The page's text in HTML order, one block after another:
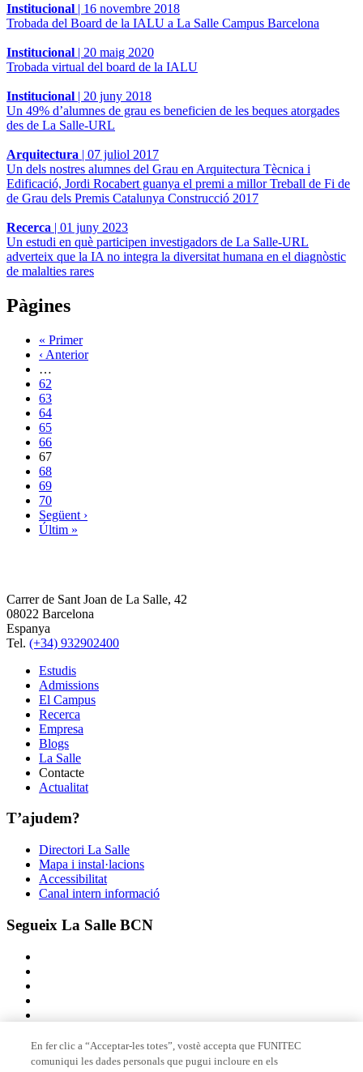
Institucional | 16 novembre 2018
Trobada del Board de la IALU a La Salle Campus Barcelona
Institucional | 20 maig 2020
Trobada virtual del board de la IALU
Institucional | 20 juny 2018
Un 49% d’alumnes de grau es beneficien de les beques atorgades
des de La Salle-URL
Arquitectura | 07 juliol 2017
Un dels nostres alumnes del Grau en Arquitectura Tècnica i
Edificació, Jordi Rocabert guanya el premi a millor Treball de Fi de
de Grau dels Premis Catalunya Construcció 2017
Recerca | 01 juny 2023
Un estudi en què participen investigadors de La Salle-URL
adverteix que la IA no integra la diversitat humana en el diagnòstic
de malalties rares
Pàgines
« Primer
‹ Anterior
…
62
63
64
65
66
67
68
69
70
Següent ›
Últim »
Carrer de Sant Joan de La Salle, 42
08022 Barcelona
Espanya
Tel. (+34) 932902400
Estudis
Admissions
El Campus
Recerca
Empresa
Blogs
La Salle
Contacte
Actualitat
T’ajudem?
Directori La Salle
Mapa i instal·lacions
Accessibilitat
Canal intern informació
Segueix La Salle BCN
En fer clic a “Acceptar-les totes”, vostè accepta que FUNITEC
comuniqui les dades personals que pugui incloure en els